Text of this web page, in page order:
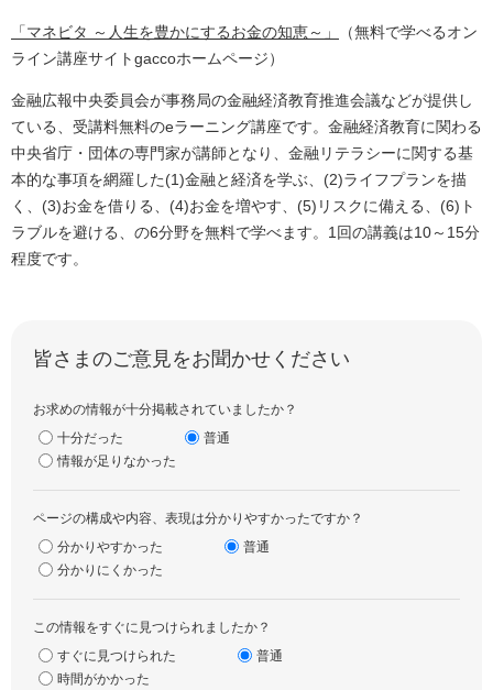
「マネビタ ～人生を豊かにするお金の知恵～」
（無料で学べるオン
ライン講座サイトgaccoホームページ）
金融広報中央委員会が事務局の金融経済教育推進会議などが提供し
ている、受講料無料のeラーニング講座です。金融経済教育に関わる
中央省庁・団体の専門家が講師となり、金融リテラシーに関する基
本的な事項を網羅した(1)金融と経済を学ぶ、(2)ライフプランを描
く、(3)お金を借りる、(4)お金を増やす、(5)リスクに備える、(6)ト
ラブルを避ける、の6分野を無料で学べます。1回の講義は10～15分
程度です。
皆さまのご意見をお聞かせください
お求めの情報が十分掲載されていましたか？
十分だった
普通
情報が足りなかった
ページの構成や内容、表現は分かりやすかったですか？
分かりやすかった
普通
分かりにくかった
この情報をすぐに見つけられましたか？
すぐに見つけられた
普通
時間がかかった